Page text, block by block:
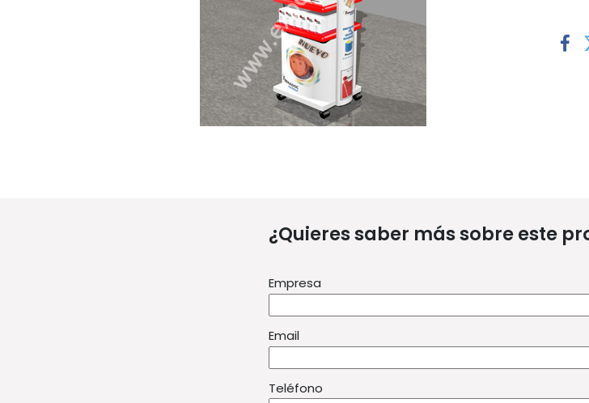
¿Quieres saber más sobre este
Empresa
Email
Teléfono